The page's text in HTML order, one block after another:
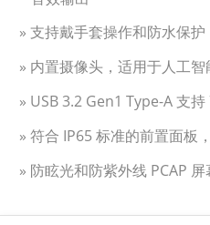
» 支持戴手套操作和防水保护
» 内置摄像头，适用于人工
» USB 3.2 Gen1 Type-A 支
» 符合 IP65 标准的前置面板
» 防眩光和防紫外线 PCAP 屏